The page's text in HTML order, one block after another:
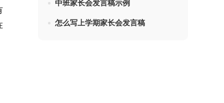
中班家长会发言稿示例
怎么写上学期家长会发言稿